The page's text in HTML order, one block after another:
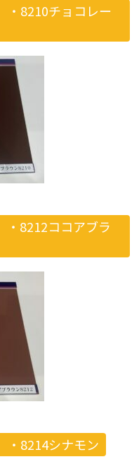
・8210チョコレー
・8212ココアブラ
・8214シナモン